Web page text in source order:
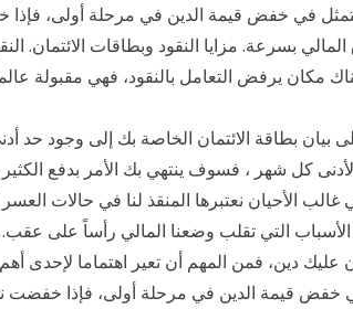
في خفض قيمة الدين في مرحلة أولى،
المالي بسرعة. مزايا النقود وبطاقات الائتمان.
مكان يرفض التعامل بالنقود، فهي مقبولة
بيان بطاقة الائتمان الخاصة بك إلى وجود
كل شهر ، فسوف ينتهي بك الأمر بدفع
غالب الأحيان نعتبرها المنقذ لنا في حالات
التي تقلب وضعنا المالي رأساً على
خفض قيمة الدين في مرحلة أولى، فإذا خفضت